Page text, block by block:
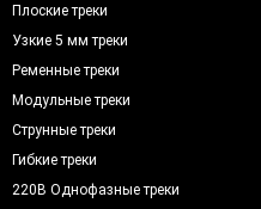
Плоские треки
Узкие 5 мм треки
Ременные треки
Модульные треки
Струнные треки
Гибкие треки
220В Однофазные треки